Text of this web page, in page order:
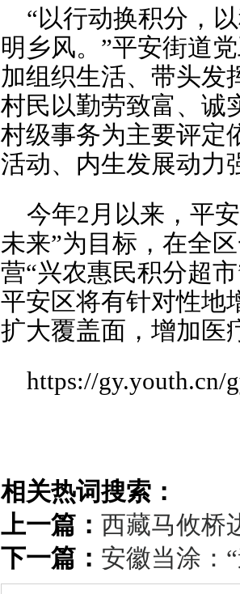
“以行动换积分，
明乡风。”平安街道
加组织生活、带头发
村民以勤劳致富、诚
村级事务为主要评定
活动、内生发展动力
今年2月以来，平
未来”为目标，在全
营“兴农惠民积分超
平安区将有针对性地
扩大覆盖面，增加医
https://gy.youth.cn/
相关热词搜索：
上一篇： 西藏马攸桥
下一篇： 安徽当涂：